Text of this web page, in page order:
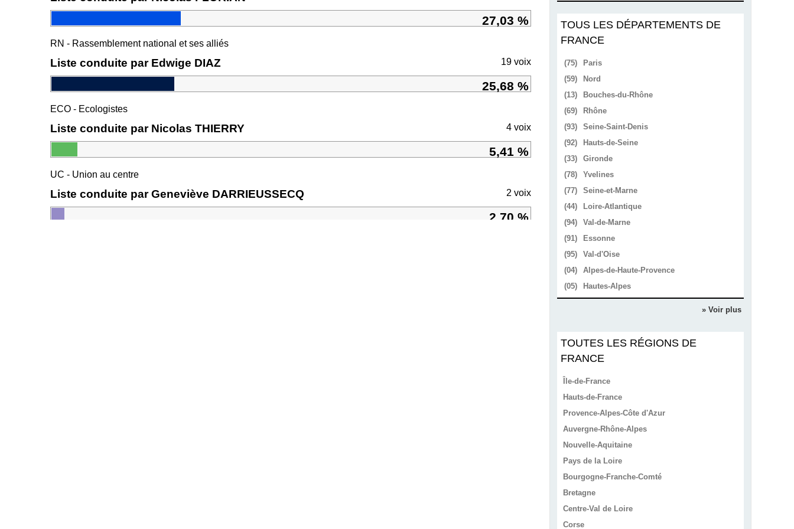
27,03 %
RN - Rassemblement national et ses alliés
Liste conduite par Edwige DIAZ 19 voix
25,68 %
ECO - Ecologistes
Liste conduite par Nicolas THIERRY 4 voix
5,41 %
UC - Union au centre
Liste conduite par Geneviève DARRIEUSSECQ 2 voix
2,70 %
TOUS LES DÉPARTEMENTS DE
FRANCE
(75)
Paris
(59)
Nord
(13)
Bouches-du-Rhône
(69)
Rhône
(93)
Seine-Saint-Denis
(92)
Hauts-de-Seine
(33)
Gironde
(78)
Yvelines
(77)
Seine-et-Marne
(44)
Loire-Atlantique
(94)
Val-de-Marne
(91)
Essonne
(95)
Val-d'Oise
(04)
Alpes-de-Haute-Provence
(05)
Hautes-Alpes
» Voir plus
TOUTES LES RÉGIONS DE
FRANCE
Île-de-France
Hauts-de-France
Provence-Alpes-Côte d'Azur
Auvergne-Rhône-Alpes
Nouvelle-Aquitaine
Pays de la Loire
Bourgogne-Franche-Comté
Bretagne
Centre-Val de Loire
Corse